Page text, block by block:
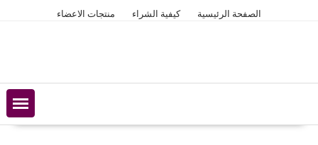
الصفحة الرئيسية كيفية الشراء منتجات الاعضاء